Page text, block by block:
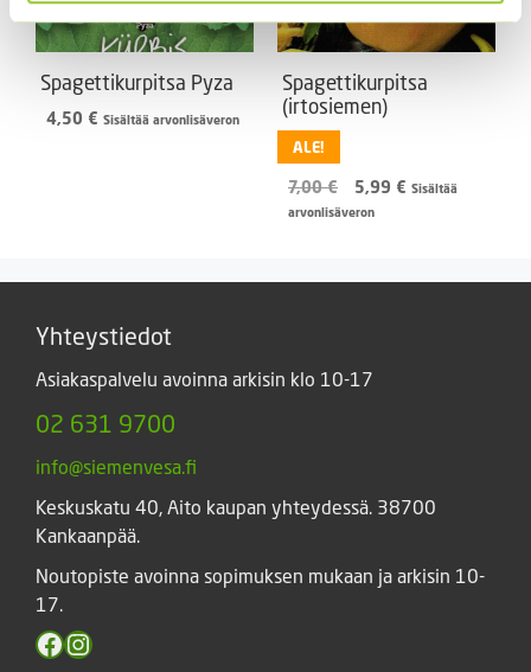
Spagettikurpitsa Pyza
4,50 € Sisältää arvonlisäveron
Spagettikurpitsa
(irtosiemen)
ALE!
7,00€
Alkuperäinen
hinta
5,99 € Nykyinen
Sisältää
arvonlisäveron
Yhteystiedot
Asiakaspalvelu avoinna arkisin klo 10-17
02 631 9700
info@siemenvesa.fi
Keskuskatu 40, Aito kaupan yhteydessä. 38700
Kankaanpää.
Noutopiste avoinna sopimuksen mukaan ja arkisin 10-
17.
Facebook
Instagram